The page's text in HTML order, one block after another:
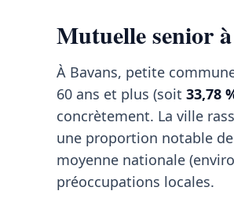
Mutuelle senior
À Bavans, petite
60 ans et plus (soit 33,78
concrètement. La ville
une proportion notable
moyenne nationale
préoccupations locales.